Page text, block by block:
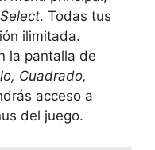
. Todas tus
ilimitada.
la pantalla de
Cuadrado,
acceso a
del juego.